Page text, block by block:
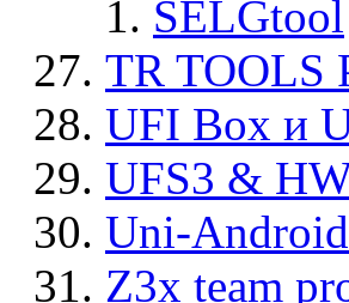
SELGtool
TR TOOLS
UFI Box и
UFS3 &
Uni-
Z3x team